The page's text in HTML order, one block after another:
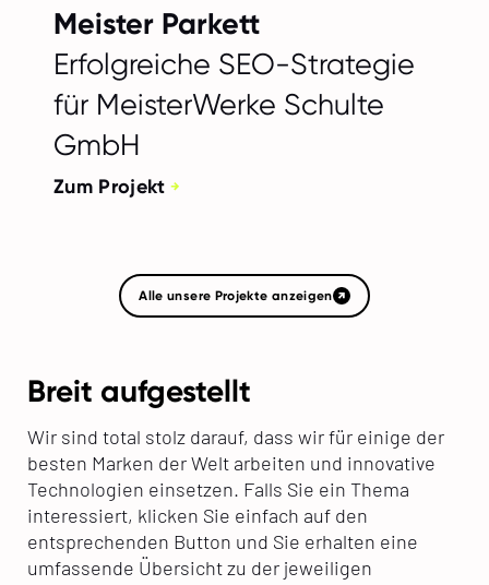
Meister Parkett
Erfolgreiche SEO-Strategie
für MeisterWerke Schulte
GmbH
Zum Projekt
Alle unsere Projekte anzeigen
Breit aufgestellt
Wir sind total stolz darauf, dass wir für einige der
besten Marken der Welt arbeiten und innovative
Technologien einsetzen. Falls Sie ein Thema
interessiert, klicken Sie einfach auf den
entsprechenden Button und Sie erhalten eine
umfassende Übersicht zu der jeweiligen